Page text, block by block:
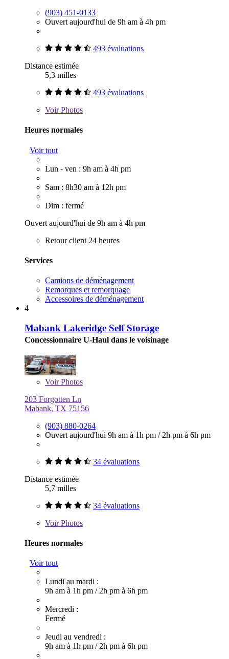
(903) 451-0133
Ouvert aujourd'hui de 9h am à 4h pm
493 évaluations
Distance estimée
5,3 milles
493 évaluations
VoirPhotos
Heures normales
Voir tout
Lun - ven : 9h am à 4h pm
Sam : 8h30 am à 12h pm
Dim : fermé
Ouvert aujourd'hui de 9h am à 4h pm
Retour client 24 heures
Services
Camions de déménagement
Remorques et remorquage
Accessoires de déménagement
4
Mabank Lakeridge Self Storage
Concessionnaire U-Haul dans le voisinage
VoirPhotos
203 Forgotten Ln
Mabank, TX 75156
(903) 880-0264
Ouvert aujourd'hui 9h am à 1h pm / 2h pm à 6h pm
34 évaluations
Distance estimée
5,7 milles
34 évaluations
VoirPhotos
Heures normales
Voir tout
Lundi au mardi :
9h am à 1h pm / 2h pm à 6h pm
Mercredi :
Fermé
Jeudi au vendredi :
9h am à 1h pm / 2h pm à 6h pm